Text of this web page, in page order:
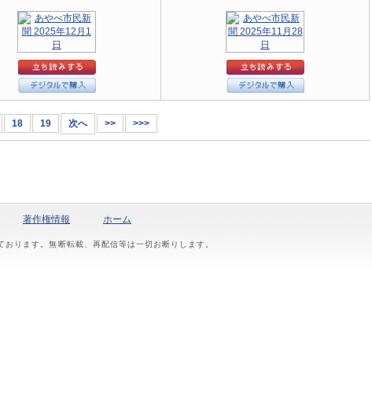
18 19 次へ >> >>>
著作権情報 ホーム
ります。無断転載、再配信等は一切お断りします。